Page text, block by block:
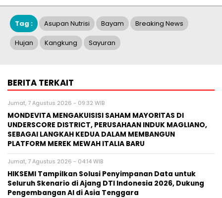
Tag : Asupan Nutrisi Bayam Breaking News
Hujan Kangkung Sayuran
BERITA TERKAIT
Jumat, 7 Agustus 2026 - 09:32 WIB
MONDEVITA MENGAKUISISI SAHAM MAYORITAS DI
UNDERSCORE DISTRICT, PERUSAHAAN INDUK MAGLIANO,
SEBAGAI LANGKAH KEDUA DALAM MEMBANGUN
PLATFORM MEREK MEWAH ITALIA BARU
Jumat, 7 Agustus 2026 - 04:14 WIB
HIKSEMI Tampilkan Solusi Penyimpanan Data untuk
Seluruh Skenario di Ajang DTI Indonesia 2026, Dukung
Pengembangan AI di Asia Tenggara